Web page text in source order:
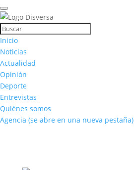
Inicio
Noticias
Actualidad
Opinión
Deporte
Entrevistas
Quiénes somos
Agencia (se abre en una nueva pestaña)